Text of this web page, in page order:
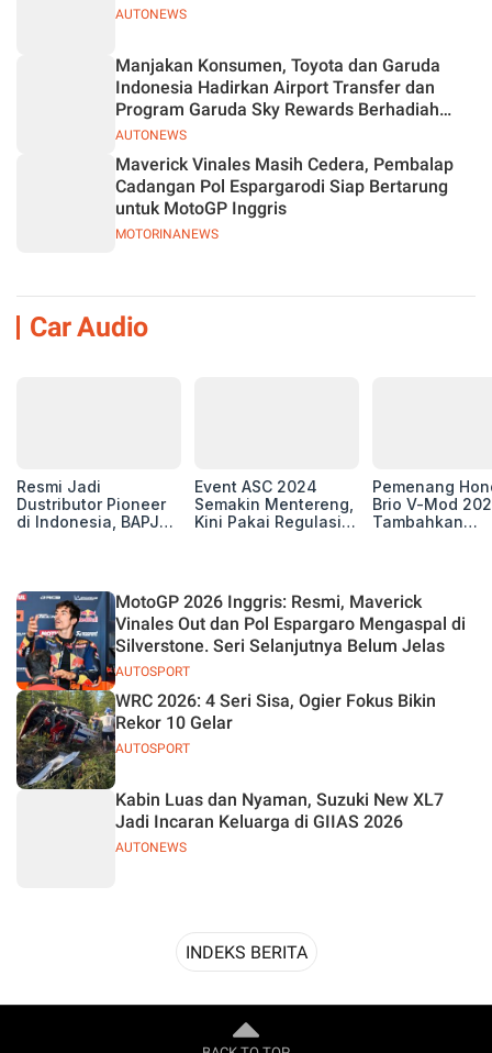
AUTONEWS
AUTONEWS
Manjakan Konsumen, Toyota dan Garuda
Indonesia Hadirkan Airport Transfer dan
Program Garuda Sky Rewards Berhadiah
Hybrid EV
MOTORINANEWS
Maverick Vinales Masih Cedera, Pembalap
Cadangan Pol Espargarodi Siap Bertarung
untuk MotoGP Inggris
Car Audio
Resmi Jadi
Dustributor Pioneer
di Indonesia, BAPJ
Event ASC 2024
Semakin Mentereng,
Kini Pakai Regulasi
Pemenang
Brio V-Mod
Tambahkan
AUTOSPORT
MotoGP 2026 Inggris: Resmi, Maverick
Vinales Out dan Pol Espargaro Mengaspal di
Silverstone. Seri Selanjutnya Belum Jelas
AUTOSPORT
WRC 2026: 4 Seri Sisa, Ogier Fokus Bikin
Rekor 10 Gelar
AUTONEWS
Kabin Luas dan Nyaman, Suzuki New XL7
Jadi Incaran Keluarga di GIIAS 2026
INDEKS BERITA